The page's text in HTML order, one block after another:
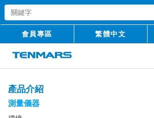
會員專區 繁體中文
產品介紹
測量儀器